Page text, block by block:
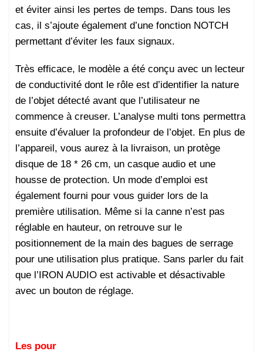
et éviter ainsi les pertes de temps. Dans tous les
cas, il s’ajoute également d’une fonction NOTCH
permettant d’éviter les faux signaux.
Très efficace, le modèle a été conçu avec un lecteur
de conductivité dont le rôle est d’identifier la nature
de l’objet détecté avant que l’utilisateur ne
commence à creuser. L’analyse multi tons permettra
ensuite d’évaluer la profondeur de l’objet. En plus de
l’appareil, vous aurez à la livraison, un protège
disque de 18 * 26 cm, un casque audio et une
housse de protection. Un mode d’emploi est
également fourni pour vous guider lors de la
première utilisation. Même si la canne n’est pas
réglable en hauteur, on retrouve sur le
positionnement de la main des bagues de serrage
pour une utilisation plus pratique. Sans parler du fait
que l’IRON AUDIO est activable et désactivable
avec un bouton de réglage.
Les pour